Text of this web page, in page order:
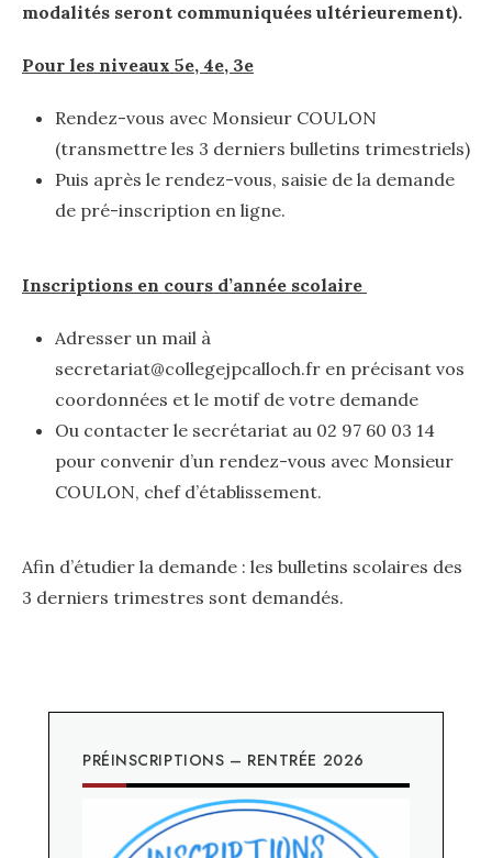
modalités seront communiquées ultérieurement).
Pour les niveaux 5e, 4e, 3e
Rendez-vous avec Monsieur COULON
(transmettre les 3 derniers bulletins trimestriels)
Puis après le rendez-vous, saisie de la demande
de pré-inscription en ligne.
Inscriptions en cours d’année scolaire
Adresser un mail à
secretariat@collegejpcalloch.fr en précisant vos
coordonnées et le motif de votre demande
Ou contacter le secrétariat au 02 97 60 03 14
pour convenir d’un rendez-vous avec Monsieur
COULON, chef d’établissement.
Afin d’étudier la demande : les bulletins scolaires des
3 derniers trimestres sont demandés.
PRÉINSCRIPTIONS – RENTRÉE 2026